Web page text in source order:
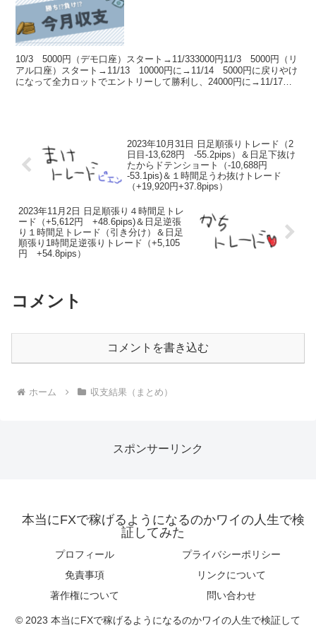
10/3 5000円（デモ口座）スタート→11/333000円11/3 5000円（リ
アル口座）スタート→11/13 10000円に→11/14 5000円に戻りやけ
になって全力ロットでエントリーして勝利し、24000円に→11/17
2023年10月31日 日足順張りトレード（2
日目-13,628円 -55.2pips）＆日足下抜け
たからドテンショート（-10,688円
-53.1pis)＆１時間足うわ抜けトレード
（+19,920円+37.8pips）
2023年11月2日 日足順張り４時間足トレ
ード（+5,612円 +48.6pips)＆日足逆張
り１時間足トレード（引き分け）＆日足
順張り1時間足逆張りトレード（+5,105
円 +54.8pips）
コメント
コメントを書き込む
ホーム 収支結果（まとめ）
スポンサーリンク
本当にFXで稼げるようになるのかワイの人生で検
証してみた
プロフィール
プライバシーポリシー
免責事項
リンクについて
著作権について
問い合わせ
© 2023 本当にFXで稼げるようになるのかワイの人生で検証して